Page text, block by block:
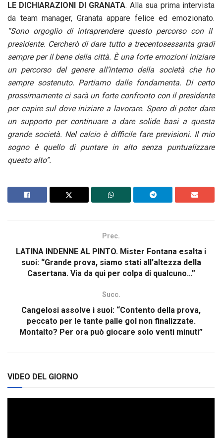
LE DICHIARAZIONI DI GRANATA. Alla sua prima intervista
da team manager, Granata appare felice ed emozionato.
“Sono orgoglio di intraprendere questo percorso con il
presidente. Cercherò di dare tutto a trecentosessanta gradi
sempre per il bene della città. È una forte emozioni iniziare
un percorso del genere all’interno della società che ho
sempre sostenuto. Partiamo dalle fondamenta. Di certo
prossimamente ci sarà un forte confronto con il presidente
per capire sul dove iniziare a lavorare. Spero di poter dare
un supporto per continuare a dare solide basi a questa
grande società. Nel calcio è difficile fare previsioni. Il mio
sogno è quello di puntare in alto senza puntualizzare
questo alto”.
Prec.
LATINA INDENNE AL PINTO. Mister Fontana esalta i
suoi: “Grande prova, siamo stati all’altezza della
Casertana. Via da qui per colpa di qualcuno…”
Succ.
Cangelosi assolve i suoi: “Contento della prova,
peccato per le tante palle gol non finalizzate.
Montalto? Per ora può giocare solo venti minuti”
VIDEO DEL GIORNO